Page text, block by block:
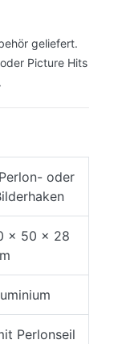
geliefert.
Picture Hits
oder
x 50 x 28
Perlonseil